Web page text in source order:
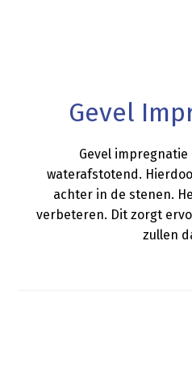
Gevel
Gevel impregnatie
waterafstotend.
achter in de stenen.
verbeteren. Dit zorgt
zullen